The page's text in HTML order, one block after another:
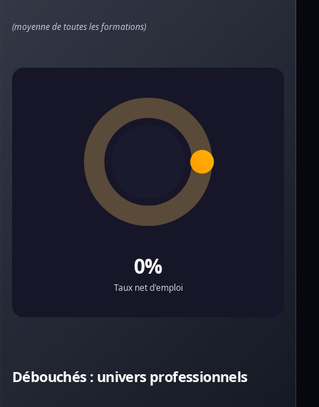
(moyenne de toutes les formations)
0%
Taux net d'emploi
Débouchés : univers professionnels